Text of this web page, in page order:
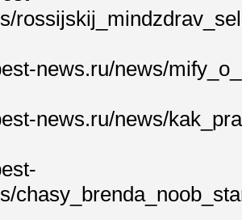
news.ru/news/
news.ru/news/